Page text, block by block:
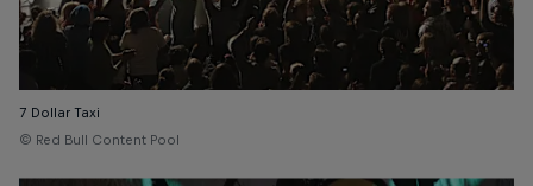
7 Dollar Taxi
© Red Bull Content Pool